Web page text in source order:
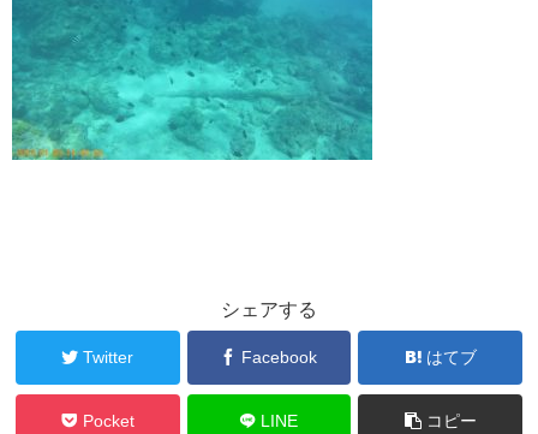
シェアする
Twitter Facebook はてブ
Pocket LINE コピー